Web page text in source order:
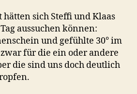
sich Steffi und Klaas
aussuchen können:
und gefühlte 30° im
für die ein oder andere
die sind uns doch deutlich